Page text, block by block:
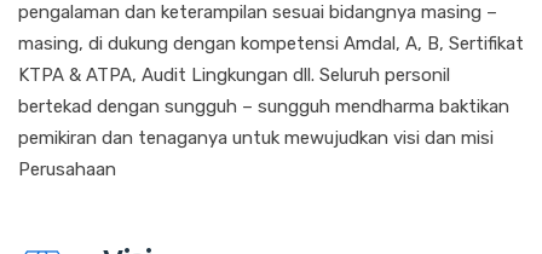
pengalaman dan keterampilan sesuai bidangnya masing –
masing, di dukung dengan kompetensi Amdal, A, B, Sertifikat
KTPA & ATPA, Audit Lingkungan dll. Seluruh personil
bertekad dengan sungguh – sungguh mendharma baktikan
pemikiran dan tenaganya untuk mewujudkan visi dan misi
Perusahaan